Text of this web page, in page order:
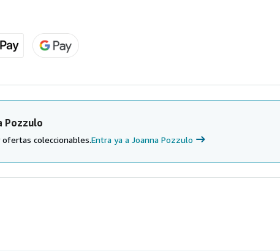
Pozzulo
coleccionables.Entra ya a Joanna Pozzulo